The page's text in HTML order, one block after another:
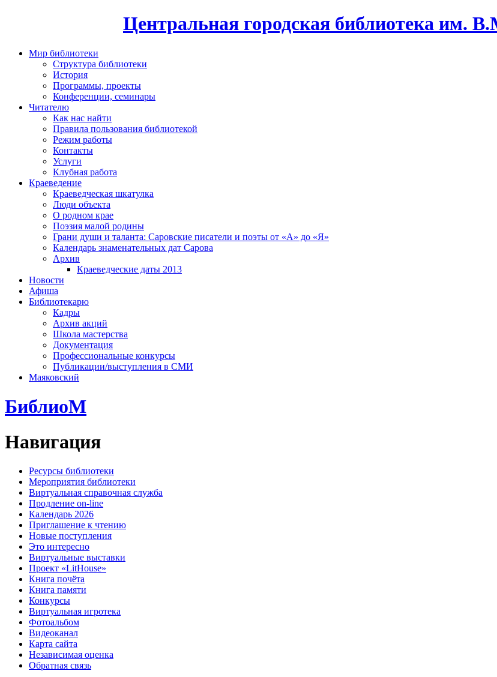
Центральная городская библиотека им.
Мир библиотеки
Структура библиотеки
История
Программы, проекты
Конференции, семинары
Читателю
Как нас найти
Правила пользования библиотекой
Режим работы
Контакты
Услуги
Клубная работа
Краеведение
Краеведческая шкатулка
Люди объекта
О родном крае
Поэзия малой родины
Грани души и таланта: Саровские писатели и поэты от «А» до «Я»
Календарь знаменательных дат Сарова
Архив
Краеведческие даты 2013
Новости
Афиша
Библиотекарю
Кадры
Архив акций
Школа мастерства
Документация
Профессиональные конкурсы
Публикации/выступления в СМИ
Маяковский
БиблиоМ
Навигация
Ресурсы библиотеки
Мероприятия библиотеки
Виртуальная справочная служба
Продление on-line
Календарь 2026
Приглашение к чтению
Новые поступления
Это интересно
Виртуальные выставки
Проект «LitHouse»
Книга почёта
Книга памяти
Конкурсы
Виртуальная игротека
Фотоальбом
Видеоканал
Карта сайта
Независимая оценка
Обратная связь